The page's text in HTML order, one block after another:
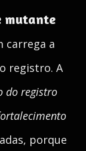
mutante
carrega a
registro. A
do registro
porque